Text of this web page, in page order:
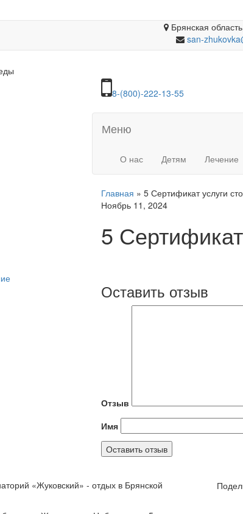
Брянская
san-
8-(800)-222-13-55
Меню
О нас Детям Лечение
Главная » 5 Сертификат услуги
Ноябрь 11, 2024
5
Оставить отзыв
Отзыв
Имя
«Жуковский» - отдых в Брянской